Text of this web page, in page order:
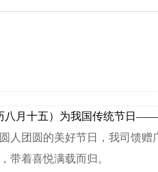
八月十五）为我国传统节日——
人团圆的美好节日，我司馈
带着喜悦满载而归。